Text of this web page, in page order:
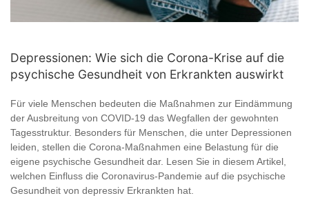
Depressionen: Wie sich die Corona-Krise auf die
psychische Gesundheit von Erkrankten auswirkt
Für viele Menschen bedeuten die Maßnahmen zur Eindämmung
der Ausbreitung von COVID-19 das Wegfallen der gewohnten
Tagesstruktur. Besonders für Menschen, die unter Depressionen
leiden, stellen die Corona-Maßnahmen eine Belastung für die
eigene psychische Gesundheit dar. Lesen Sie in diesem Artikel,
welchen Einfluss die Coronavirus-Pandemie auf die psychische
Gesundheit von depressiv Erkrankten hat.